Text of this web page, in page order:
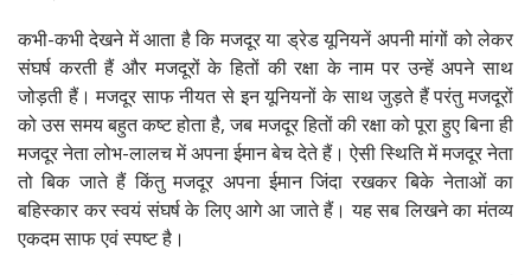
कभी-कभी देखने में आता है कि मजदूर या ड्रेड यूनियनें अपनी मांगों को लेकर
संघर्ष करती हैं और मजदूरों के हितों की रक्षा के नाम पर उन्हें अपने साथ
जोड़ती हैं। मजदूर साफ नीयत से इन यूनियनों के साथ जुड़ते हैं परंतु मजदूरों
को उस समय बहुत कष्ट होता है, जब मजदूर हितों की रक्षा को पूरा हुए बिना ही
मजदूर नेता लोभ-लालच में अपना ईमान बेच देते हैं। ऐसी स्थिति में मजदूर नेता
तो बिक जाते हैं किंतु मजदूर अपना ईमान जिंदा रखकर बिके नेताओं का
बहिस्कार कर स्वयं संघर्ष के लिए आगे आ जाते हैं। यह सब लिखने का मंतव्य
एकदम साफ एवं स्पष्ट है।